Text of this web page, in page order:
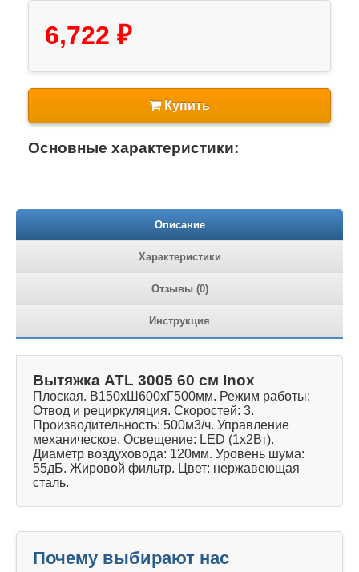
6,722 ₽
Купить
Основные характеристики:
Описание
Характеристики
Отзывы (0)
Инструкция
Вытяжка ATL 3005 60 см Inox
Плоская. В150хШ600хГ500мм. Режим работы:
Отвод и рециркуляция. Скоростей: 3.
Производительность: 500м3/ч. Управление
механическое. Освещение: LED (1х2Вт).
Диаметр воздуховода: 120мм. Уровень шума:
55дБ. Жировой фильтр. Цвет: нержавеющая
сталь.
Почему выбирают нас